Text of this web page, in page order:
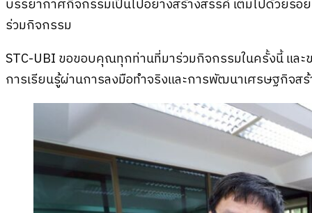
บรรยากาศกิจกรรมเป็นไปอย่างสร้างสรรค์ เต็มไปด้วยร
ร่วมกิจกรรม
STC-UBI ขอขอบคุณทุกท่านที่มาร่วมกิจกรรมในครั้งนี้ แล
การเรียนรู้ผ่านการลงมือทำจริงและการพัฒนาเศรษฐกิจส